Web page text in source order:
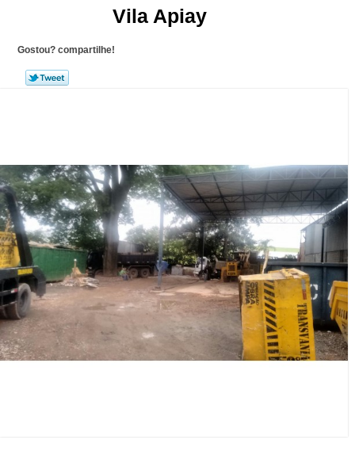
Vila Apiay
Gostou? compartilhe!